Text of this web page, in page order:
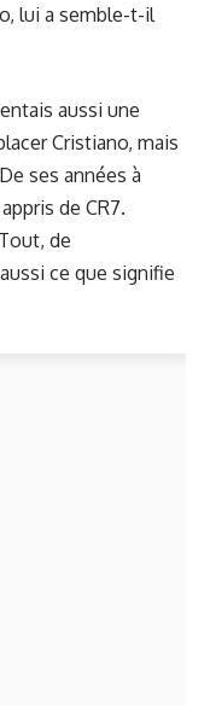
lui a semble-t-il
aussi une
Cristiano, mais
ses années à
de CR7.
de
ce que signifie